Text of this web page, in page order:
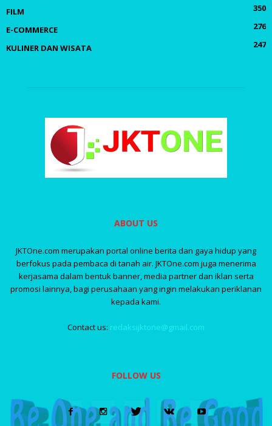
FILM
350
E-COMMERCE
276
KULINER DAN WISATA
247
ABOUT US
JKTOne.com merupakan portal online berita dan gaya hidup yang
berfokus pada pembaca di tanah air. JKTOne.com juga menerima
kerjasama dalam bentuk banner, media partner dan iklan serta
promosi lainnya, bagi perusahaan yang ingin melakukan periklanan
kepada kami.
Contact us: redaksijktone@gmail.com
FOLLOW US